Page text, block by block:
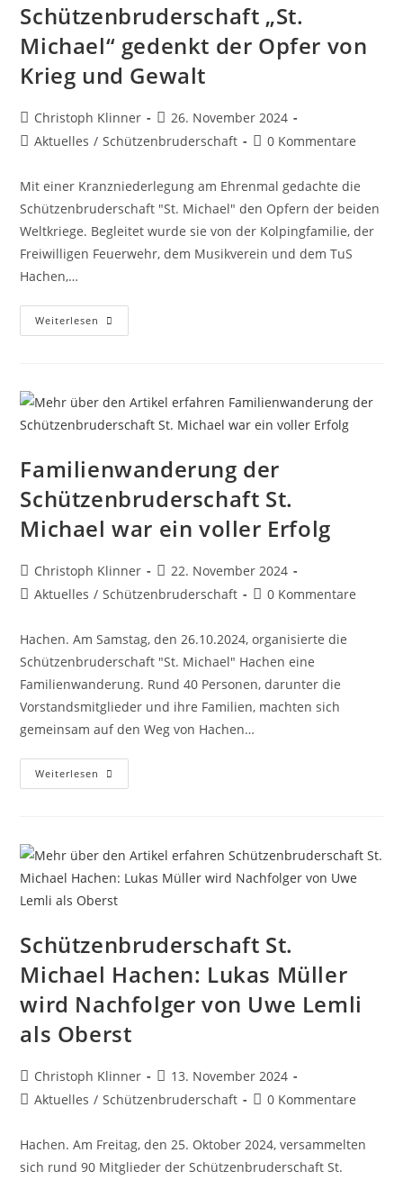
Schützenbruderschaft „St.
Michael“ gedenkt der Opfer von
Krieg und Gewalt
Christoph Klinner
26. November 2024
Aktuelles / Schützenbruderschaft 0 Kommentare
Mit einer Kranzniederlegung am Ehrenmal gedachte die
Schützenbruderschaft "St. Michael" den Opfern der beiden
Weltkriege. Begleitet wurde sie von der Kolpingfamilie, der
Freiwilligen Feuerwehr, dem Musikverein und dem TuS
Hachen,…
Weiterlesen
Familienwanderung der
Schützenbruderschaft St.
Michael war ein voller Erfolg
Christoph Klinner
22. November 2024
Aktuelles / Schützenbruderschaft 0 Kommentare
Hachen. Am Samstag, den 26.10.2024, organisierte die
Schützenbruderschaft "St. Michael" Hachen eine
Familienwanderung. Rund 40 Personen, darunter die
Vorstandsmitglieder und ihre Familien, machten sich
gemeinsam auf den Weg von Hachen…
Weiterlesen
Schützenbruderschaft St.
Michael Hachen: Lukas Müller
wird Nachfolger von Uwe Lemli
als Oberst
Christoph Klinner
13. November 2024
Aktuelles / Schützenbruderschaft 0 Kommentare
Hachen. Am Freitag, den 25. Oktober 2024, versammelten
sich rund 90 Mitglieder der Schützenbruderschaft St.